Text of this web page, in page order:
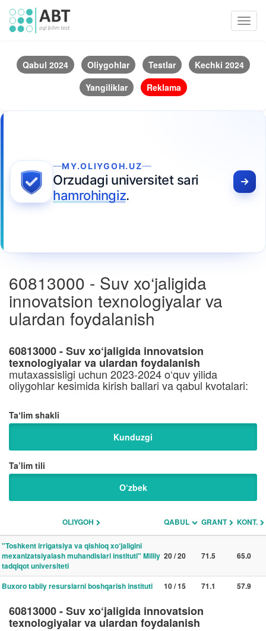
Qabul 2024 Oliygohlar Testlar
Kechki 2024
Yangiliklar
Reklama
MY.OLIYGOH.UZ
Orzudagi universitet sari
hamrohingiz.
60813000 - Suv xo‘jaligida
innovatsion texnologiyalar va
ulardan foydalanish
60813000 - Suv xo‘jaligida innovatsion
texnologiyalar va ulardan foydalanish
mutaxassisligi uchun 2023-2024 o‘quv yilida
oliygohlar kesimida kirish ballari va qabul kvotalari:
Taʼlim shakli
Kunduzgi
Ta’lim tili
O‘zbek
OLIYGOH QABUL GRANT KONT.
"Toshkent irrigatsiya va qishloq xo‘jaligini
mexanizatsiyalash muhandislari instituti" Milliy
tadqiqot universiteti
20 / 20 71.5 65.0
Buxoro tabiiy resurslarni boshqarish instituti 10 / 15 71.1 57.9
60813000 - Suv xo‘jaligida innovatsion
texnologiyalar va ulardan foydalanish